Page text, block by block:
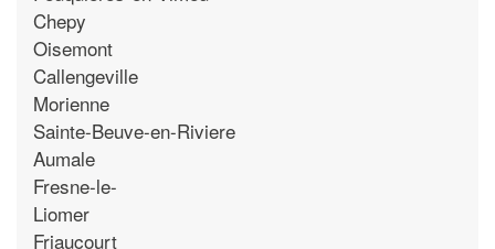
Chepy
Oisemont
Callengeville
Morienne
Sainte-Beuve-en-Riviere
Aumale
Fresne-le-
Liomer
Friaucourt